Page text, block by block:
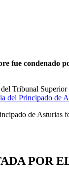
fue condenado
Tribunal
del Principado de
de Asturias
POR